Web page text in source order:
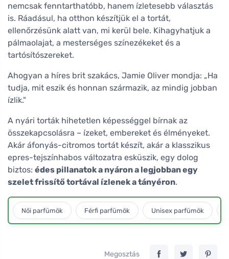
nemcsak fenntarthatóbb, hanem ízletesebb választás
is. Ráadásul, ha otthon készítjük el a tortát,
ellenőrzésünk alatt van, mi kerül bele. Kihagyhatjuk a
pálmaolajat, a mesterséges színezékeket és a
tartósítószereket.
Ahogyan a híres brit szakács, Jamie Oliver mondja: „Ha
tudja, mit eszik és honnan származik, az mindig jobban
ízlik."
A nyári torták hihetetlen képességgel bírnak az
összekapcsolásra – ízeket, embereket és élményeket.
Akár áfonyás-citromos tortát készít, akár a klasszikus
epres-tejszínhabos változatra esküszik, egy dolog
biztos: édes pillanatok a nyáron a legjobban egy
szelet frissítő tortával ízlenek a tányéron.
Női parfümök Férfi parfümök Unisex parfümök
Megosztás